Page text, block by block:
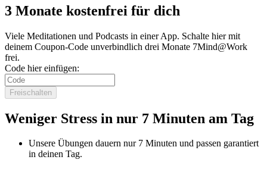
3 Monate kostenfrei für dich
Viele Meditationen und Podcasts in einer App. Schalte hier mit
deinem Coupon-Code unverbindlich drei Monate 7Mind@Work
frei.
Code hier einfügen:
Freischalten
Weniger Stress in nur 7 Minuten am Tag
Unsere Übungen dauern nur 7 Minuten und passen garantiert
in deinen Tag.